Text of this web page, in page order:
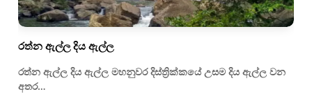
රත්න ඇල්ල දිය ඇල්ල
රත්න ඇල්ල දිය ඇල්ල මහනුවර දිස්ත්‍රික්කයේ උසම දිය ඇල්ල වන
අතර…